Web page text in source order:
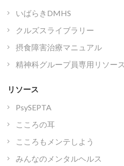
いばらきDMHS
クルズスライブラリー
摂食障害治療マニュアル
精神科グループ員専用リソース
リソース
PsySEPTA
こころの耳
こころもメンテしよう
みんなのメンタルヘルス